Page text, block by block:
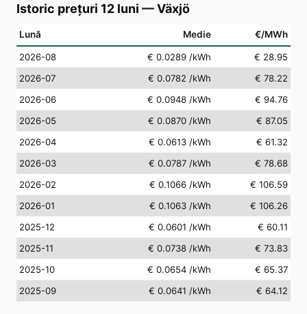
Istoric prețuri 12 luni —Växjö
Lună Medie €/MWh
2026-08 € 0.0289 /kWh
€ 28.95
2026-07
€ 0.0782 /kWh
€ 78.22
2026-06
€ 0.0948 /kWh
€ 94.76
2026-05
€ 0.0870 /kWh
€ 87.05
2026-04
€ 0.0613 /kWh
€ 61.32
2026-03
€ 0.0787 /kWh
€ 78.68
2026-02
€ 0.1066 /kWh
€ 106.59
2026-01
€ 0.1063 /kWh
€ 106.26
2025-12
€ 0.0601 /kWh
€ 60.11
2025-11
€ 0.0738 /kWh
€ 73.83
2025-10
€ 0.0654 /kWh
€ 65.37
2025-09
€ 0.0641 /kWh € 64.12